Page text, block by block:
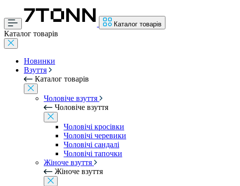
Каталог товарів
Каталог товарів
Новинки
Взуття
Каталог товарів
Чоловіче взуття
Чоловіче взуття
Чоловічі кросівки
Чоловічі черевики
Чоловічі сандалі
Чоловічі тапочки
Жіноче взуття
Жіноче взуття